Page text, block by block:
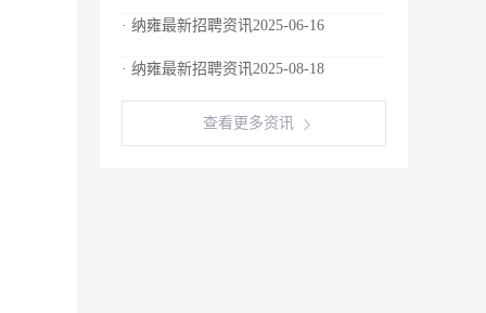
· 纳雍最新招聘资讯2025-06-16
· 纳雍最新招聘资讯2025-08-18
查看更多资讯